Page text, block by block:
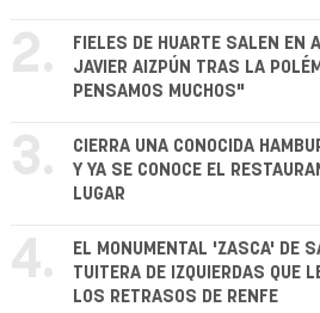
2.
FIELES DE HUARTE SALEN EN
JAVIER AIZPÚN TRAS LA
PENSAMOS MUCHOS"
3.
CIERRA UNA CONOCIDA
Y YA SE CONOCE EL
LUGAR
4.
EL MONUMENTAL 'ZASCA' DE
TUITERA DE IZQUIERDAS QUE
LOS RETRASOS DE RENFE